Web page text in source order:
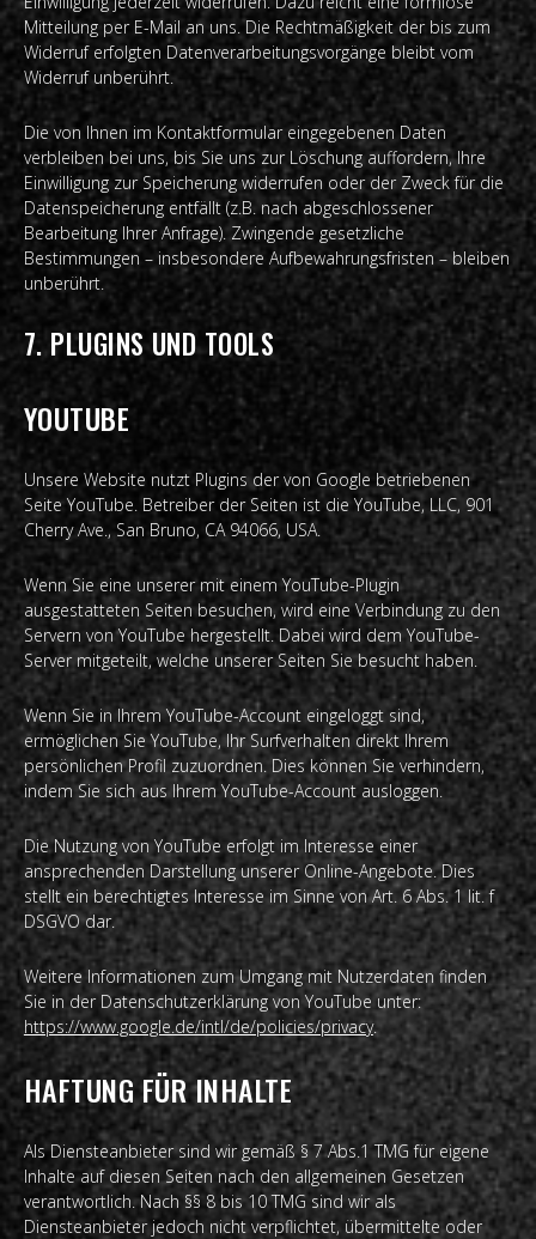
Mitteilung per E-Mail an uns. Die Rechtmäßigkeit der bis zum
Widerruf erfolgten Datenverarbeitungsvorgänge bleibt vom
Widerruf unberührt.
Die von Ihnen im Kontaktformular eingegebenen Daten
verbleiben bei uns, bis Sie uns zur Löschung auffordern, Ihre
Einwilligung zur Speicherung widerrufen oder der Zweck für die
Datenspeicherung entfällt (z.B. nach abgeschlossener
Bearbeitung Ihrer Anfrage). Zwingende gesetzliche
Bestimmungen – insbesondere Aufbewahrungsfristen – bleiben
unberührt.
7. PLUGINS UND TOOLS
YOUTUBE
Unsere Website nutzt Plugins der von Google betriebenen
Seite YouTube. Betreiber der Seiten ist die YouTube, LLC, 901
Cherry Ave., San Bruno, CA 94066, USA.
Wenn Sie eine unserer mit einem YouTube-Plugin
ausgestatteten Seiten besuchen, wird eine Verbindung zu den
Servern von YouTube hergestellt. Dabei wird dem YouTube-
Server mitgeteilt, welche unserer Seiten Sie besucht haben.
Wenn Sie in Ihrem YouTube-Account eingeloggt sind,
ermöglichen Sie YouTube, Ihr Surfverhalten direkt Ihrem
persönlichen Profil zuzuordnen. Dies können Sie verhindern,
indem Sie sich aus Ihrem YouTube-Account ausloggen.
Die Nutzung von YouTube erfolgt im Interesse einer
ansprechenden Darstellung unserer Online-Angebote. Dies
stellt ein berechtigtes Interesse im Sinne von Art. 6 Abs. 1 lit. f
DSGVO dar.
Weitere Informationen zum Umgang mit Nutzerdaten finden
Sie in der Datenschutzerklärung von YouTube unter:
https://www.google.de/intl/de/policies/privacy.
HAFTUNG FÜR INHALTE
Als Diensteanbieter sind wir gemäß § 7 Abs.1 TMG für eigene
Inhalte auf diesen Seiten nach den allgemeinen Gesetzen
verantwortlich. Nach §§ 8 bis 10 TMG sind wir als
Diensteanbieter jedoch nicht verpflichtet, übermittelte oder